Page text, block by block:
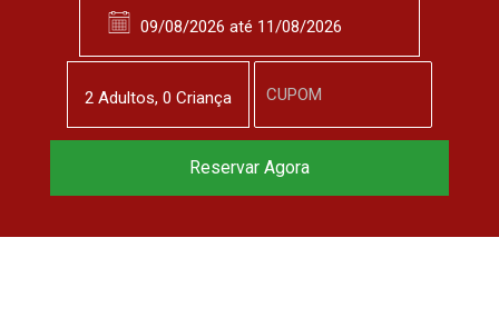
2 Adultos, 0 Criança
Reservar Agora